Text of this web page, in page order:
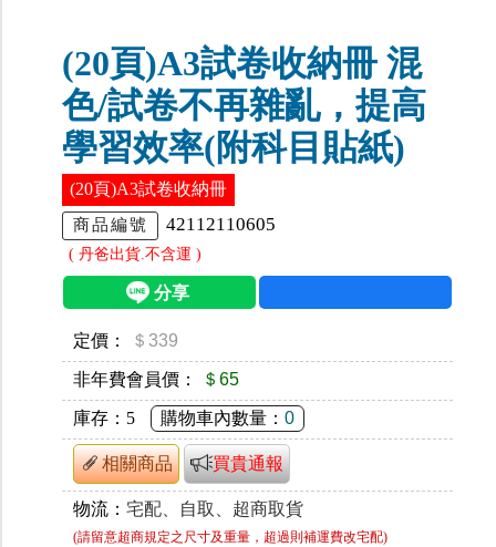
(20頁)A3試卷收納冊 混
色/試卷不再雜亂，提高
學習效率(附科目貼紙)
(20頁)A3試卷收納冊
商品編號 42112110605
( 丹爸出貨.不含運 )
定價： ＄339
非年費會員價： ＄65
庫存： 5 購物車內數量： 0
相關商品 買貴通報
物流： 宅配、自取、超商取貨
(請留意超商規定之尺寸及重量，超過則補運費改宅配)